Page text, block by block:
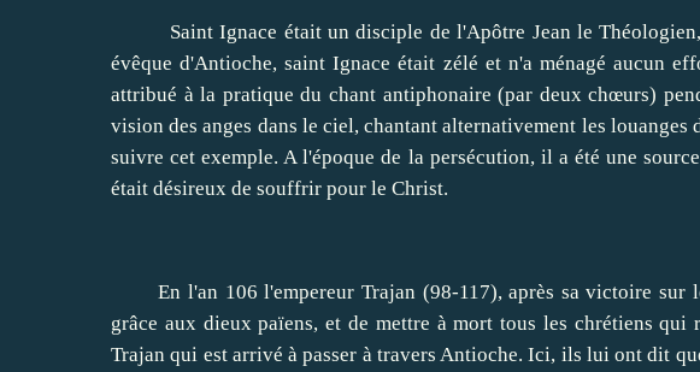
Saint Ignace était un disciple de l'Apôtre Jean le Théologien,
évêque d'Antioche, saint Ignace était zélé et n'a ménagé aucun
attribué à la pratique du chant antiphonaire (par deux chœurs)
vision des anges dans le ciel, chantant alternativement les louanges
suivre cet exemple. A l'époque de la persécution, il a été une
était désireux de souffrir pour le Christ.
En l'an 106 l'empereur Trajan (98-117), après sa victoire sur
grâce aux dieux païens, et de mettre à mort tous les chrétiens
Trajan qui est arrivé à passer à travers Antioche. Ici, ils lui ont dit